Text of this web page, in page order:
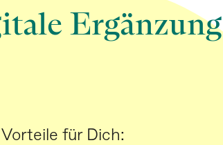
Ergänzung
für Dich: